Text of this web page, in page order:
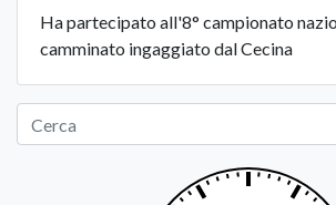
Ha partecipato all'8° campionato
camminato ingaggiato dal Cecina